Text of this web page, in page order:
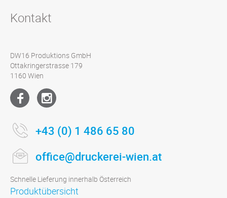
Kontakt
DW16 Produktions GmbH
Ottakringerstrasse 179
1160 Wien
+43 (0) 1 486 65 80
office@druckerei-wien.at
Schnelle Lieferung innerhalb Österreich
Produktübersicht